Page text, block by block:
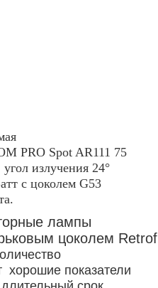
PRO Spot AR111 75
излучения 24°
с цоколем G53
лампы
цоколем
хорошие показатели